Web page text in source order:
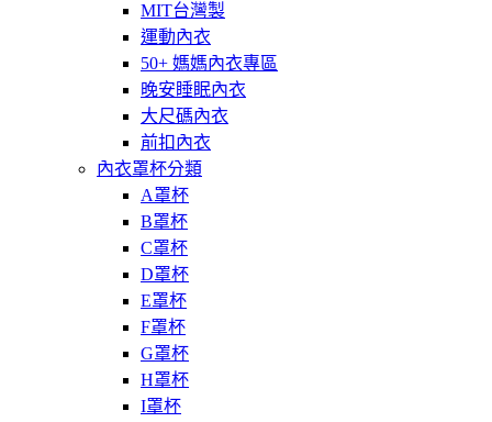
MIT台灣製
運動內衣
50+ 媽媽內衣專區
晚安睡眠內衣
大尺碼內衣
前扣內衣
內衣罩杯分類
A罩杯
B罩杯
C罩杯
D罩杯
E罩杯
F罩杯
G罩杯
H罩杯
I罩杯